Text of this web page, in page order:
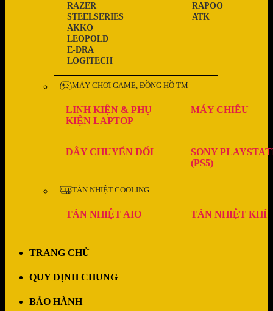
LOGITECH
E-DRA
LEOPOLD
AKKO
STEELSERIES
RAZER
ATK
RAPOO
MÁY CHƠI GAME, ĐỒNG HỒ TM
LINH KIỆN & PHỤ
KIỆN LAPTOP
MÁY CHIẾU
DÂY CHUYỂN ĐỔI
SONY
(PS5)
TẢN NHIỆT COOLING
TẢN NHIỆT AIO TẢN NHIỆT KHÍ
TRANG CHỦ
QUY ĐỊNH CHUNG
BẢO HÀNH